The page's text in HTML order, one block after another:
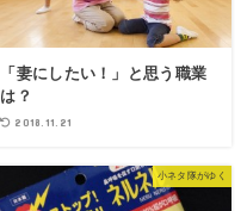
「妻にしたい！」と思う職業
は？
2018.11.21
小ネタ隊がゆく